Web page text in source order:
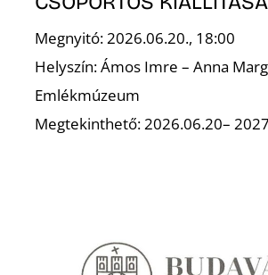
Megnyitó: 2026.06.20., 18:00
Helyszín: Ámos Imre – Anna
Emlékmúzeum
Megtekinthető: 2026.06.20–